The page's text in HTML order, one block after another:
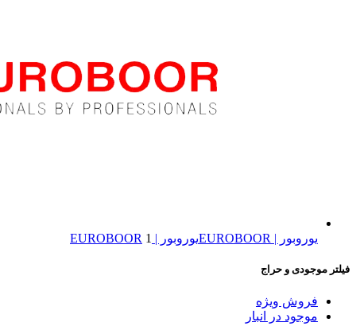
یوروبور | EUROBOOR یوروبور | EUROBOOR 1
فیلتر موجودی و حراج
فروش ویژه
موجود در انبار